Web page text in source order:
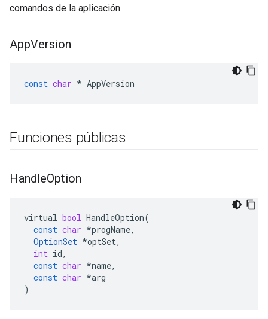
comandos de la aplicación.
AppVersion
const char * AppVersion
Funciones públicas
HandleOption
virtual bool HandleOption(
const char *progName,
OptionSet *optSet,
int id,
const char *name,
const char *arg
)